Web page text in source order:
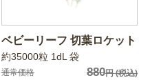
ベビーリーフ 切葉ロケット
約35000粒 1dL 袋
通常価格 880円(税込)